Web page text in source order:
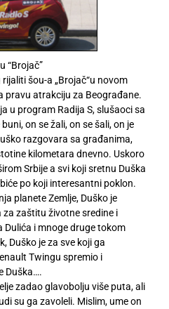
“Brojač”
šou-a „Brojač“u novom
pravu atrakciju za Beograđane.
u program Radija S, slušaoci sa
on se žali, on se šali, on je
razgovara sa građanima,
kilometara dnevno. Uskoro
Srbije a svi koji sretnu Duška
po koji interesantni poklon.
planete Zemlje, Duško je
zaštitu životne sredine i
i mnoge druge tokom
Duško je za sve koji ga
Twingu spremio i
Duška….
zadao glavobolju više puta, ali
su ga zavoleli. Mislim, ume on